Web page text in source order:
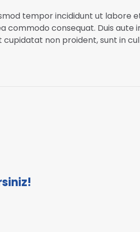
tempor incididunt ut labore
commodo consequat. Duis
non proident, sunt in